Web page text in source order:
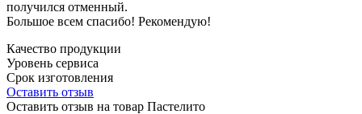
получился отменный.
Большое всем спасибо! Рекомендую!
Качество продукции
Уровень сервиса
Срок изготовления
Оставить отзыв
Оставить отзыв на товар Пастелито